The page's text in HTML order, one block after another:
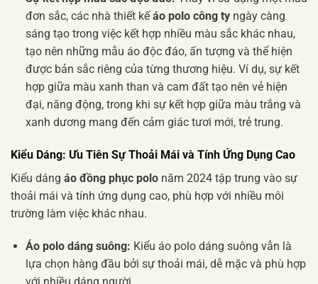
đơn sắc, các nhà thiết kếáo polo công tyngày càng
sáng tạo trong việc kết hợp nhiều màu sắc khác nhau,
tạo nên những mẫu áo độc đáo, ấn tượng và thể hiện
được bản sắc riêng của từng thương hiệu. Ví dụ, sự kết
hợp giữa màu xanh than và cam đất tạo nên vẻ hiện
đại, năng động, trong khi sự kết hợp giữa màu trắng và
xanh dương mang đến cảm giác tươi mới, trẻ trung.
Kiểu Dáng: Ưu Tiên Sự Thoải Mái và Tính Ứng Dụng Cao
Kiểu dáng áo đồng phục polo năm 2024 tập trung vào sự
thoải mái và tính ứng dụng cao, phù hợp với nhiều môi
trường làm việc khác nhau.
Áo polo dáng suông: Kiểu áo polo dáng suông vẫn là
lựa chọn hàng đầu bởi sự thoải mái, dễ mặc và phù hợp